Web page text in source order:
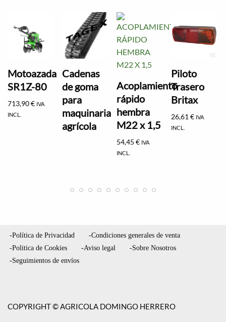
Motoazada
SR1Z-80
713,90€ IVA
INCL.
Cadenas
de goma
para
maquinaria
agrícola
Acoplamiento
rápido
hembra
M22 x 1,5
54,45€ IVA
INCL.
Piloto
Trasero
Britax
26,61€ IVA
INCL.
-Política de Privacidad
-Condiciones generales de venta
-Politica de Cookies
-Aviso legal
-Sobre Nosotros
-Seguimientos de envíos
COPYRIGHT © AGRICOLA DOMINGO HERRERO